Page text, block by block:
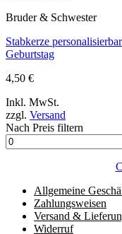
Bruder & Schwester
Stabkerze
Geburtstag
4,50 €
Inkl. MwSt.
zzgl. Versand
Nach Preis filtern
Min.
Preis
Allgemeine
Zahlungsweisen
Versand &
Widerruf